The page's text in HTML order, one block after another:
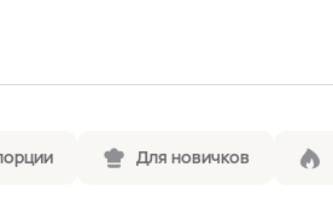
Для новичков